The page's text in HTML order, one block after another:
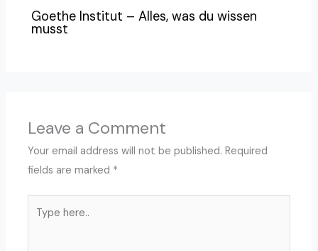
Goethe Institut – Alles, was du wissen
musst
Leave a Comment
Your email address will not be published. Required
fields are marked *